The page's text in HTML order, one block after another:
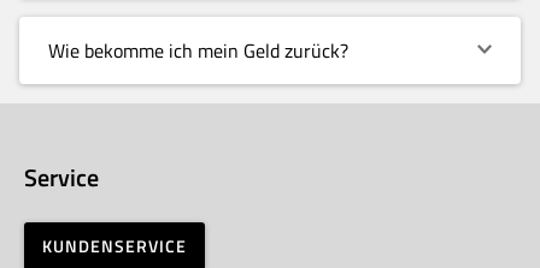
Wie bekomme ich mein Geld zurück?
Service
KUNDENSERVICE